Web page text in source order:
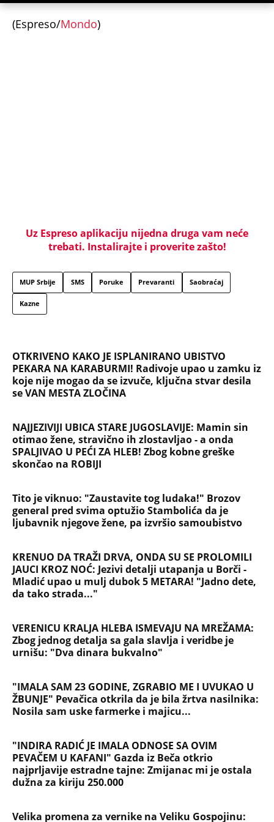
"IMALA SAM 23 GODINE, ZGRABIO ME I UVUKAO U
ŽBUNJE" Pevačica otkrila da je bila žrtva nasilnika:
JELENI! Stao u odbranu žene Slobe Radanovića:
Ana nije u pravu, između Jelene i mene nikada
Užas na Zlatiboru: Gosti otkazuju smeštaj,
prevremeno napuštaju aprtmane, a u radnjama -
HAOS!
NAJČITANIJE NAJNOVIJE
koja se tiče Irana: Znamo da to rade
Devojka se bacila sa 5. sprata
Briše holesterol i čuva zglobove: Ova
riba je 3 puta zdravija od lososa, ne
bacajte ulje iz konzerve
DESILO ČUDO! Jeftina stvar ga